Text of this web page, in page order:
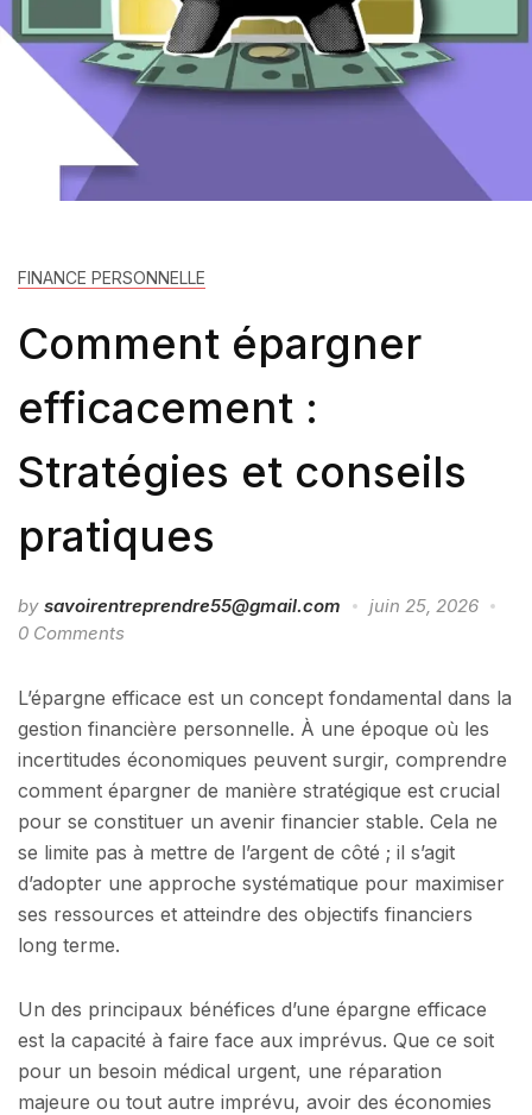
FINANCE PERSONNELLE
Comment épargner
efficacement :
Stratégies et conseils
pratiques
by savoirentreprendre55@gmail.com
juin 25, 2026
0 Comments
L’épargne efficace est un concept fondamental dans la
gestion financière personnelle. À une époque où les
incertitudes économiques peuvent surgir, comprendre
comment épargner de manière stratégique est crucial
pour se constituer un avenir financier stable. Cela ne
se limite pas à mettre de l’argent de côté ; il s’agit
d’adopter une approche systématique pour maximiser
ses ressources et atteindre des objectifs financiers
long terme.
Un des principaux bénéfices d’une épargne efficace
est la capacité à faire face aux imprévus. Que ce soit
pour un besoin médical urgent, une réparation
majeure ou tout autre imprévu, avoir des économies